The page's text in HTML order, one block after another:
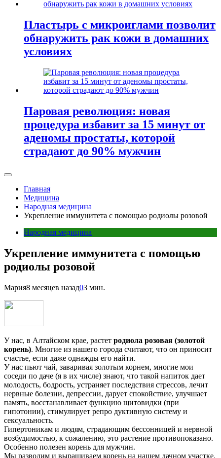
Пластырь с микроиглами позволит
обнаружить рак кожи в домашних
условиях
Паровая революция: новая
процедура избавит за 15 минут от
аденомы простаты, которой
страдают до 90% мужчин
Главная
Медицина
Народная медицина
Укрепление иммунитета с помощью родиолы розовой
Народная медицина
Укрепление иммунитета с помощью
родиолы розовой
Мария8 месяцев назад03 мин.
У нас, в Алтайском крае, растет родиола розовая (золотой
корень). Многие из нашего города считают, что он приносит
счастье, если даже однажды его найти.
У нас пьют чай, заваривая золотым корнем, многие мои
соседи по даче (я в их числе) знают, что такой напиток дает
молодость, бодрость, устраняет последствия стрессов, лечит
нервные болезни, депрессии, дарует спокойствие, улучшает
память, восстанавливает функцию щитовидки (при
гипотонии), стимулирует репро дуктивную систему и
сексуальность.
Гипертоникам и людям, страдающим бессонницей и нервной
возбудимостью, к сожалению, это растение противопоказано.
Особенно полезен корень для мужчин.
Мы разводим и выращиваем корень на нашем дачном участке.